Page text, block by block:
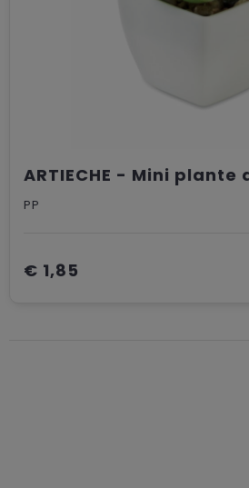
ARTIECHE - Mini
PP
€ 1,85